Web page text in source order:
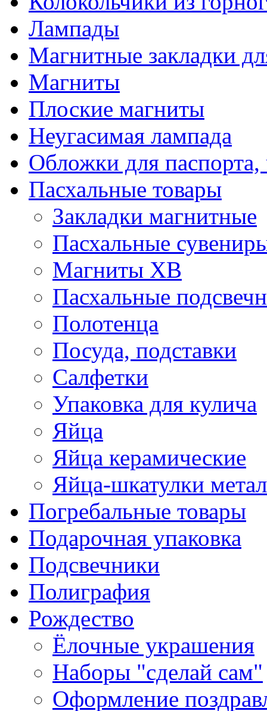
Лампады
Магнитные закладки
Магниты
Плоские магниты
Неугасимая лампада
Обложки для паспорта,
Пасхальные товары
Закладки магнитные
Пасхальные
Магниты ХВ
Пасхальные
Полотенца
Посуда, подставки
Салфетки
Упаковка для кулича
Яйца
Яйца керамические
Яйца-шкатулки
Погребальные товары
Подарочная упаковка
Подсвечники
Полиграфия
Рождество
Ёлочные украшения
Наборы "сделай сам"
Оформление